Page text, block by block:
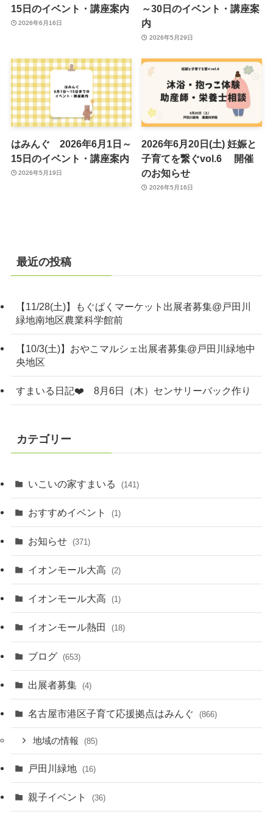
15日のイベント・講座案内
2026年6月16日
～30日のイベント・講座案
内
2026年5月29日
はみんぐ 2026年6月1日～
15日のイベント・講座案内
2026年5月19日
2026年6月20日(土) 妊娠と
子育てを繋ぐvol.6 開催
のお知らせ
2026年5月16日
最近の投稿
【11/28(土)】もぐぱくマーケット出展者募集@戸田川
緑地南地区農業科学館前
【10/3(土)】おやこマルシェ出展者募集@戸田川緑地中
央地区
すまいる日記❤️ 8月6日（木）センサリーバック作り
カテゴリー
いこいの家すまいる (141)
おすすめイベント (1)
お知らせ (371)
イオンモール大高 (2)
イオンモール大高 (1)
イオンモール熱田 (18)
ブログ (653)
出展者募集 (4)
名古屋市港区子育て応援拠点はみんぐ (866)
地域の情報 (85)
戸田川緑地 (16)
親子イベント (36)